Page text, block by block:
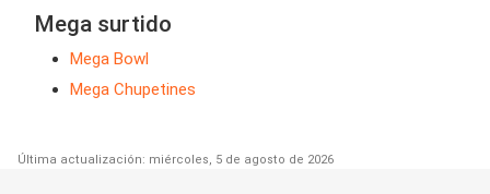
Mega surtido
Mega Bowl
Mega Chupetines
Última actualización: miércoles, 5 de agosto de 2026